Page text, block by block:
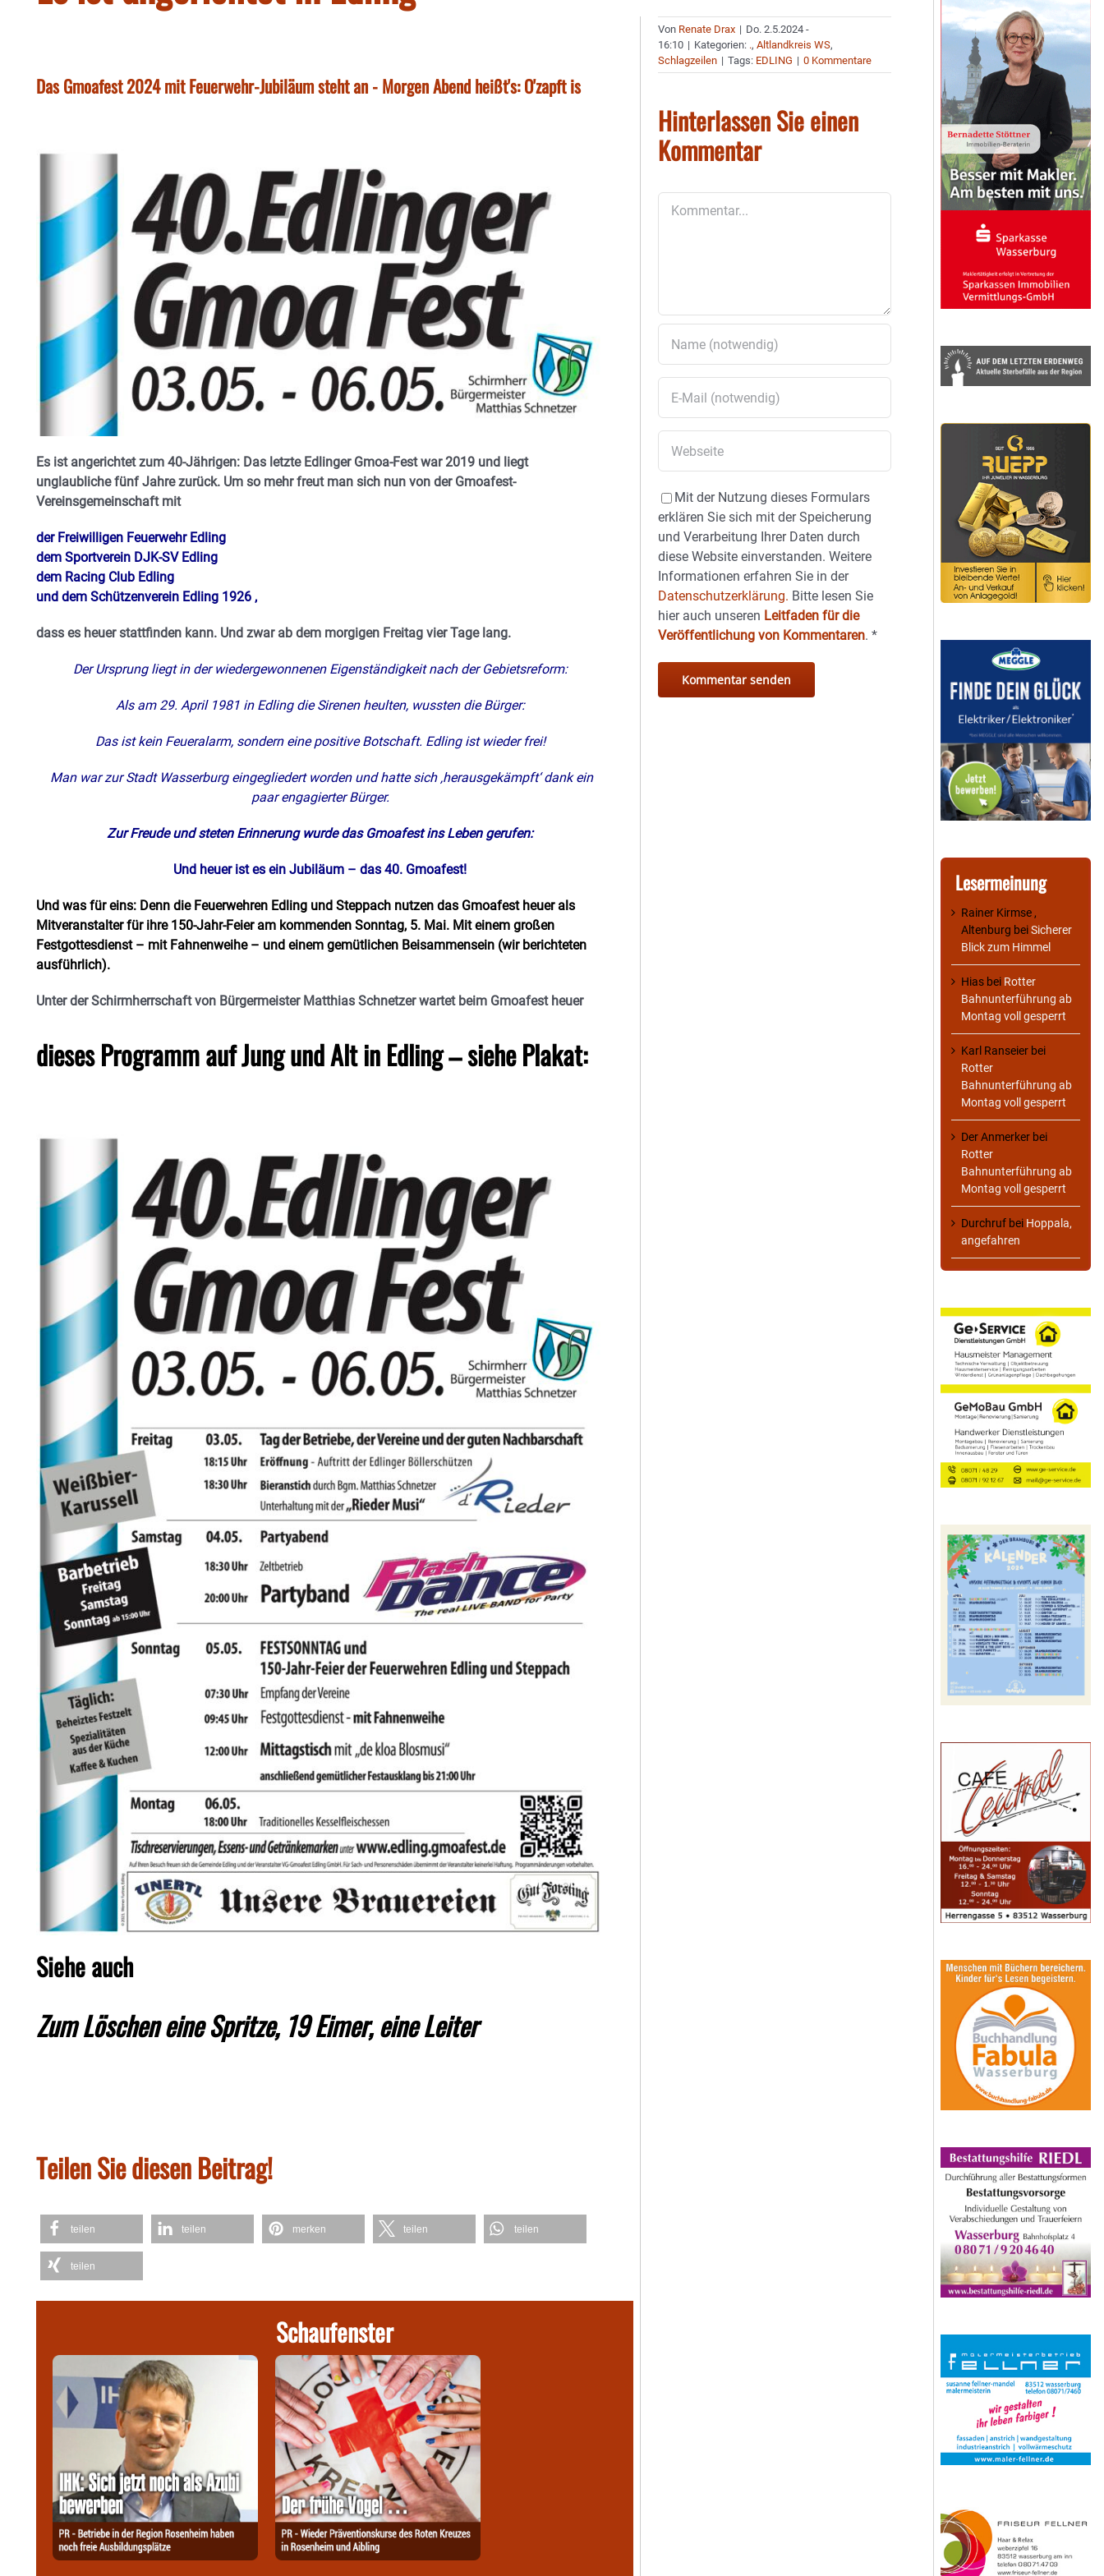
Das Gmoafest 2024 mit Feuerwehr-Jubiläum steht an - Morgen Abend heißt's: O'zapft is
Es ist angerichtet zum 40-Jährigen: Das letzte Edlinger Gmoa-Fest war 2019 und liegt
unglaubliche fünf Jahre zurück. Um so mehr freut man sich nun von der Gmoafest-
Vereinsgemeinschaft mit
der Freiwilligen Feuerwehr Edling
dem Sportverein DJK-SV Edling
dem Racing Club Edling
und dem Schützenverein Edling 1926 ,
dass es heuer stattfinden kann. Und zwar ab dem morgigen Freitag vier Tage lang.
Der Ursprung liegt in der wiedergewonnenen Eigenständigkeit nach der Gebietsreform:
Als am 29. April 1981 in Edling die Sirenen heulten, wussten die Bürger:
Das ist kein Feueralarm, sondern eine positive Botschaft. Edling ist wieder frei!
Man war zur Stadt Wasserburg eingegliedert worden und hatte sich ‚herausgekämpft‘ dank ein
paar engagierter Bürger.
Zur Freude und steten Erinnerung wurde das Gmoafest ins Leben gerufen:
Und heuer ist es ein Jubiläum – das 40. Gmoafest!
Und was für eins: Denn die Feuerwehren Edling und Steppach nutzen das Gmoafest heuer als
Mitveranstalter für ihre 150-Jahr-Feier am kommenden Sonntag, 5. Mai. Mit einem großen
Festgottesdienst – mit Fahnenweihe – und einem gemütlichen Beisammensein (wir berichteten
ausführlich).
Unter der Schirmherrschaft von Bürgermeister Matthias Schnetzer wartet beim Gmoafest heuer
dieses Programm auf Jung und Alt in Edling – siehe Plakat:
Siehe auch
Zum Löschen eine Spritze, 19 Eimer, eine Leiter
Teilen Sie diesen Beitrag!
teilen teilen merken teilen teilen
teilen
Schaufenster
Von Renate Drax | Do. 2.5.2024 -
16:10 | Kategorien: .,Altlandkreis WS,
Schlagzeilen | Tags: EDLING | 0 Kommentare
Hinterlassen Sie einen
Kommentar
Mit der Nutzung dieses Formulars
erklären Sie sich mit der Speicherung
und Verarbeitung Ihrer Daten durch
diese Website einverstanden. Weitere
Informationen erfahren Sie in der
Datenschutzerklärung. Bitte lesen Sie
hier auch unseren Leitfaden für die
Veröffentlichung von Kommentaren.*
Lesermeinung
Rainer Kirmse ,
Altenburg beiSicherer
Blick zum Himmel
Hias bei Rotter
Bahnunterführung ab
Montag voll gesperrt
Karl Ranseier bei
Rotter
Bahnunterführung ab
Montag voll gesperrt
Der Anmerker bei
Rotter
Bahnunterführung ab
Montag voll gesperrt
Durchruf bei Hoppala,
angefahren